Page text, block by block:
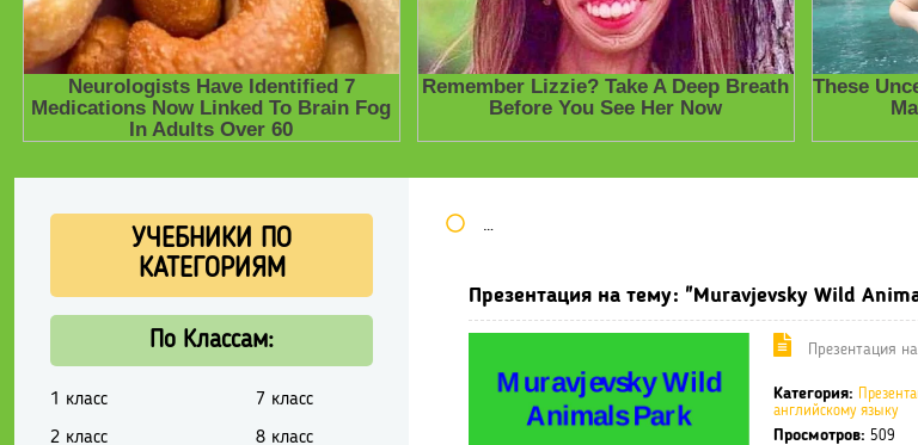
Школьные учебники / Презентации по предметам
Презентация на тему: "Muravjevsky Wild
Презентация
Категория:
английскому языку
Просмотров: 509
УЧЕБНИКИ ПО
КАТЕГОРИЯМ
По Классам:
1 класс
2 класс
7 класс
8 класс